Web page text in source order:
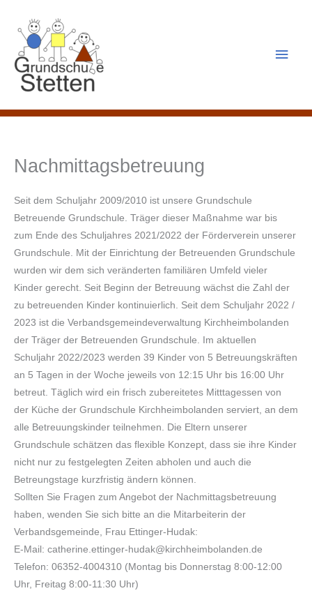
Inhalt
springen
Nachmittagsbetreuung
Seit dem Schuljahr 2009/2010 ist unsere Grundschule
Betreuende Grundschule. Träger dieser Maßnahme war bis
zum Ende des Schuljahres 2021/2022 der Förderverein unserer
Grundschule. Mit der Einrichtung der Betreuenden Grundschule
wurden wir dem sich veränderten familiären Umfeld vieler
Kinder gerecht. Seit Beginn der Betreuung wächst die Zahl der
zu betreuenden Kinder kontinuierlich. Seit dem Schuljahr 2022 /
2023 ist die Verbandsgemeindeverwaltung Kirchheimbolanden
der Träger der Betreuenden Grundschule. Im aktuellen
Schuljahr 2022/2023 werden 39 Kinder von 5 Betreuungskräften
an 5 Tagen in der Woche jeweils von 12:15 Uhr bis 16:00 Uhr
betreut. Täglich wird ein frisch zubereitetes Mitttagessen von
der Küche der Grundschule Kirchheimbolanden serviert, an dem
alle Betreuungskinder teilnehmen. Die Eltern unserer
Grundschule schätzen das flexible Konzept, dass sie ihre Kinder
nicht nur zu festgelegten Zeiten abholen und auch die
Betreungstage kurzfristig ändern können.
Sollten Sie Fragen zum Angebot der Nachmittagsbetreuung
haben, wenden Sie sich bitte an die Mitarbeiterin der
Verbandsgemeinde, Frau Ettinger-Hudak:
E-Mail: catherine.ettinger-hudak@kirchheimbolanden.de
Telefon: 06352-4004310 (Montag bis Donnerstag 8:00-12:00
Uhr, Freitag 8:00-11:30 Uhr)